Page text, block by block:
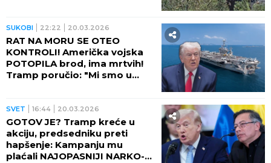
SUKOBI 22:22 20.03.2026
RAT NA MORU SE OTEO
KONTROLI! Američka vojska
POTOPILA brod, ima mrtvih!
Tramp poručio: "Mi smo u
SVET 16:44 20.03.2026
GOTOV JE? Tramp kreće u
akciju, predsedniku preti
hapšenje: Kampanju mu
plaćali NAJOPASNIJI NARKO-